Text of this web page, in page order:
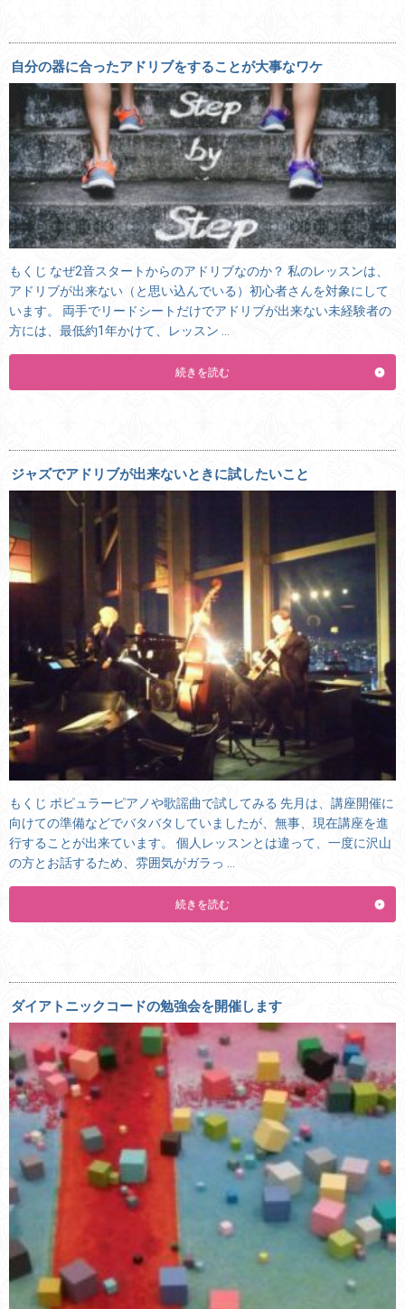
自分の器に合ったアドリブをすることが大事なワケ
もくじ なぜ2音スタートからのアドリブなのか？ 私のレッスンは、
アドリブが出来ない（と思い込んでいる）初心者さんを対象にして
います。 両手でリードシートだけでアドリブが出来ない未経験者の
方には、最低約1年かけて、レッスン …
続きを読む
ジャズでアドリブが出来ないときに試したいこと
もくじ ポピュラーピアノや歌謡曲で試してみる 先月は、講座開催に
向けての準備などでバタバタしていましたが、無事、現在講座を進
行することが出来ています。 個人レッスンとは違って、一度に沢山
の方とお話するため、雰囲気がガラっ …
続きを読む
ダイアトニックコードの勉強会を開催します